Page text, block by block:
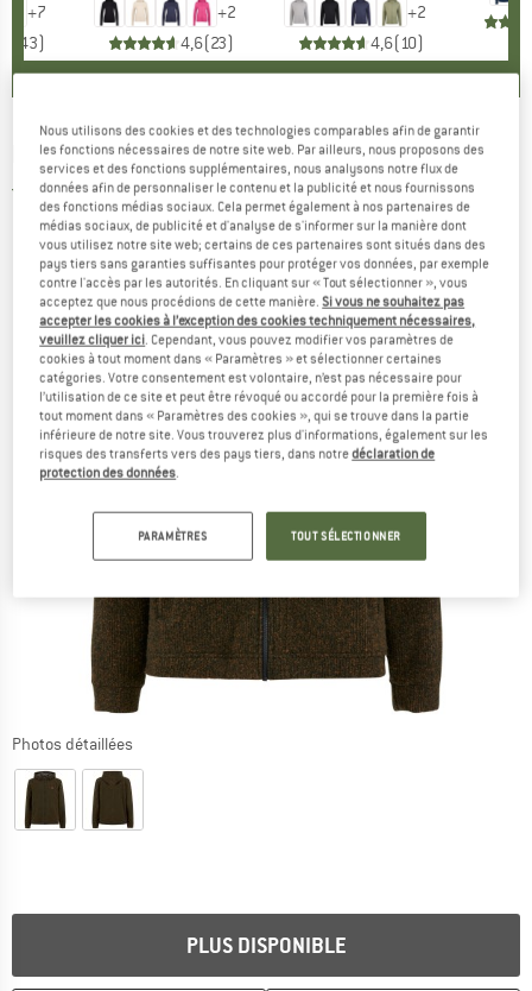
+7
43)
+2
4,6(23)
+2
4,6(10)
-Mimmo 2.3 - Veste de loisirs
4,0(1)
Photos détaillées
PLUS DISPONIBLE
Nous utilisons des cookies et des technologies comparables afin de garantir
les fonctions nécessaires de notre site web. Par ailleurs, nous proposons des
services et des fonctions supplémentaires, nous analysons notre flux de
données afin de personnaliser le contenu et la publicité et nous fournissons
des fonctions médias sociaux. Cela permet également à nos partenaires de
médias sociaux, de publicité et d'analyse de s'informer sur la manière dont
vous utilisez notre site web; certains de ces partenaires sont situés dans des
pays tiers sans garanties suffisantes pour protéger vos données, par exemple
contre l'accès par les autorités. En cliquant sur « Tout sélectionner », vous
acceptez que nous procédions de cette manière.Si vous ne souhaitez pas
accepter les cookies à l’exception des cookies techniquement nécessaires,
veuillez cliquer ici. Cependant, vous pouvez modifier vos paramètres de
cookies à tout moment dans « Paramètres » et sélectionner certaines
catégories. Votre consentement est volontaire, n’est pas nécessaire pour
l’utilisation de ce site et peut être révoqué ou accordé pour la première fois à
tout moment dans « Paramètres des cookies », qui se trouve dans la partie
inférieure de notre site. Vous trouverez plus d'informations, également sur les
risques des transferts vers des pays tiers, dans notredéclaration de
protection des données.
PARAMÈTRES TOUT SÉLECTIONNER